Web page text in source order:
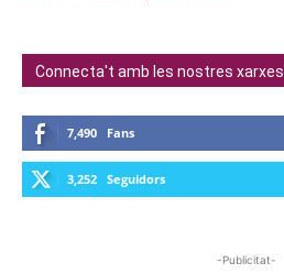
Connecta't amb les nostres xarxes
7,490 Fans
3,252 Seguidors
-Publicitat-